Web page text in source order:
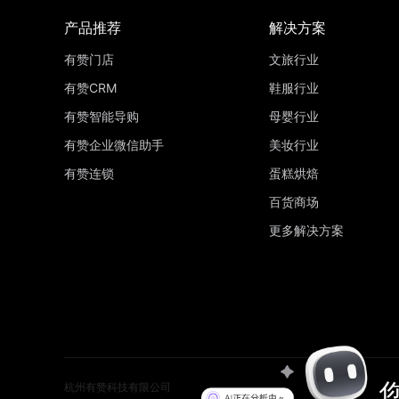
产品推荐
有赞门店
有赞CRM
有赞智能导购
有赞企业微信助手
有赞连锁
解决方案
文旅行业
鞋服行业
母婴行业
美妆行业
蛋糕烘焙
百货商场
更多解决方案
杭州有赞科技有限公司